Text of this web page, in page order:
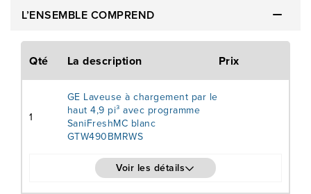
L’ENSEMBLE COMPREND
Qté La description Prix
1
GE Laveuse à chargement par le
haut 4,9 pi³ avec programme
SaniFreshMC blanc
GTW490BMRWS
Voir les détails